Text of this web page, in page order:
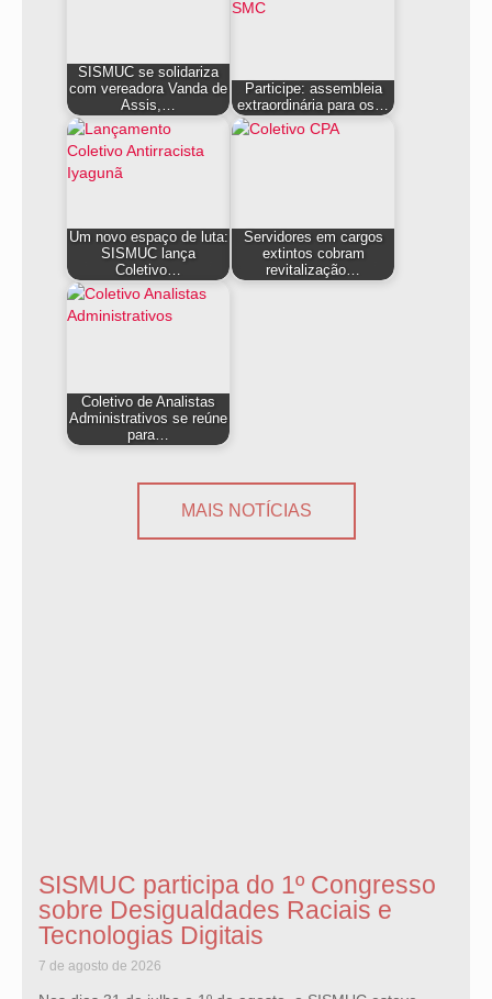
SISMUC se solidariza
com vereadora Vanda de
Assis,…
Participe: assembleia
extraordinária para os…
Um novo espaço de luta:
SISMUC lança
Coletivo…
Servidores em cargos
extintos cobram
revitalização…
Coletivo de Analistas
Administrativos se reúne
para…
MAIS NOTÍCIAS
SISMUC participa do 1º Congresso
sobre Desigualdades Raciais e
Tecnologias Digitais
7 de agosto de 2026